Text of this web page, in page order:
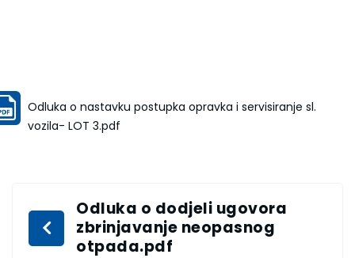
Odluka o nastavku postupka opravka i servisiranje sl.
vozila- LOT 3.pdf
Odluka o dodjeli ugovora
zbrinjavanje neopasnog
otpada.pdf